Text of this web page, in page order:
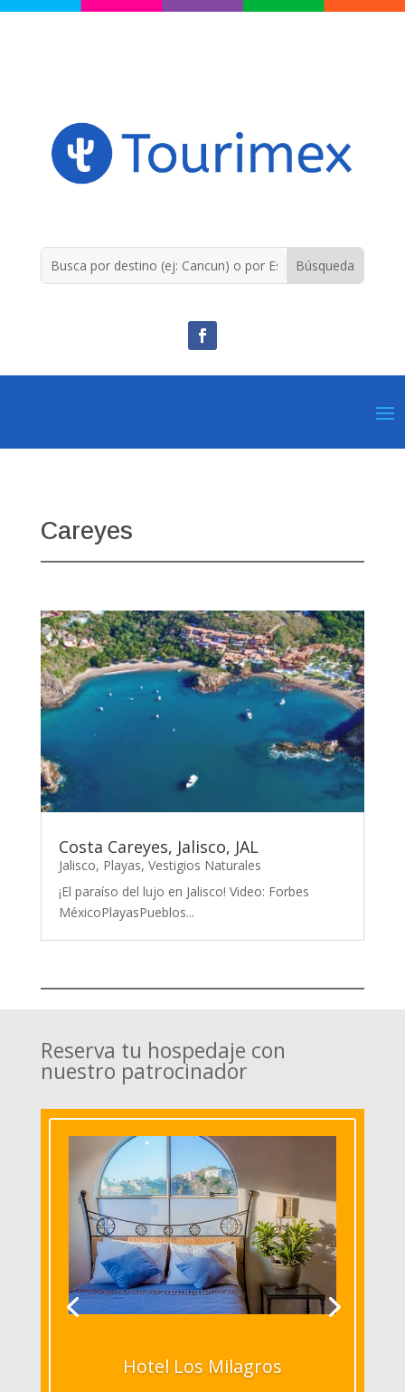
Careyes
Costa Careyes, Jalisco, JAL
Jalisco, Playas, Vestigios Naturales
¡El paraíso del lujo en Jalisco! Video: Forbes
MéxicoPlayasPueblos...
Reserva tu hospedaje con
nuestro patrocinador
Hotel Los Milagros